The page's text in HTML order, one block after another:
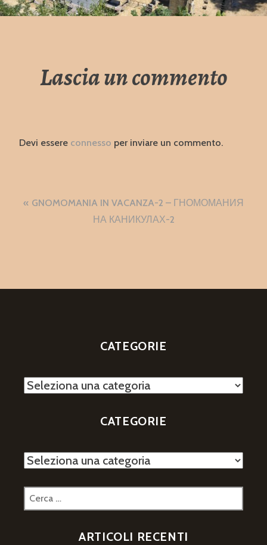
Lascia un commento
Devi essere connesso per inviare un commento.
Navigazione
GNOMOMANIA IN VACANZA-2 – ГНОМОМАНИЯ
НА КАНИКУЛАХ-2
CATEGORIE
Categorie
CATEGORIE
Categorie
Ricerca
per:
ARTICOLI RECENTI